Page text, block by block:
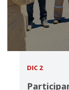
DIC 2